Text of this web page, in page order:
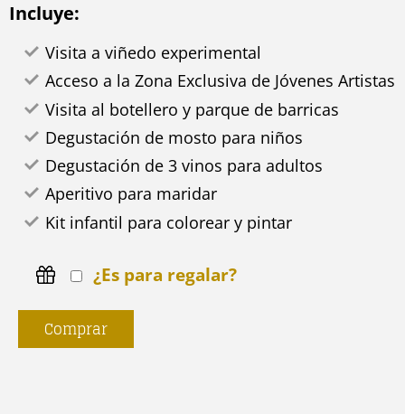
Incluye:
Visita a viñedo experimental
Acceso a la Zona Exclusiva de Jóvenes Artistas
Visita al botellero y parque de barricas
Degustación de mosto para niños
Degustación de 3 vinos para adultos
Aperitivo para maridar
Kit infantil para colorear y pintar
¿Es para regalar?
Comprar